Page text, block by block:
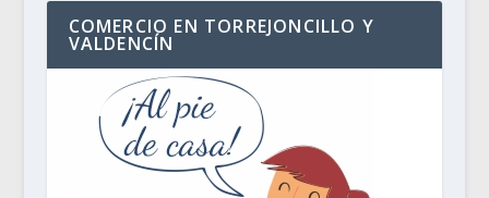
COMERCIO EN TORREJONCILLO Y
VALDENCÍN